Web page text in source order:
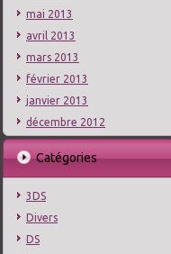
mai 2013
avril 2013
mars 2013
février 2013
janvier 2013
décembre 2012
Catégories
3DS
Divers
DS